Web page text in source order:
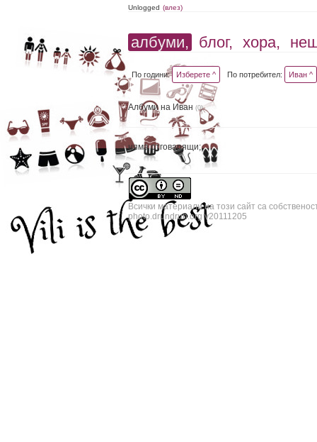
Unlogged (влез)
албуми, блог, хора,
По години: Изберете ^ По потребител: Иван ^
Албуми на Иван(0)
няма отговарящи;
Всички материали на този сайт са
photo.drundrun.org v20111205